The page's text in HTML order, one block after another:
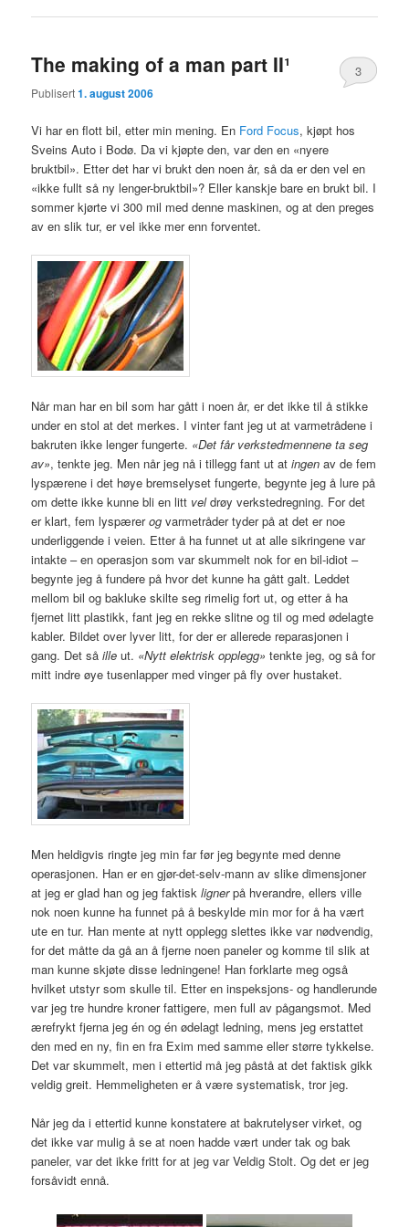
The making of a man part II¹
Publisert1. august 2006
3
Vi har en flott bil, etter min mening. En Ford Focus, kjøpt hos
Sveins Auto i Bodø. Da vi kjøpte den, var den en «nyere
bruktbil». Etter det har vi brukt den noen år, så da er den vel en
«ikke fullt så ny lenger-bruktbil»? Eller kanskje bare en brukt bil. I
sommer kjørte vi 300 mil med denne maskinen, og at den preges
av en slik tur, er vel ikke mer enn forventet.
Når man har en bil som har gått i noen år, er det ikke til å stikke
under en stol at det merkes. I vinter fant jeg ut at varmetrådene i
bakruten ikke lenger fungerte. «Det får verkstedmennene ta seg
av», tenkte jeg. Men når jeg nå i tillegg fant ut atingen av de fem
lyspærene i det høye bremselyset fungerte, begynte jeg å lure på
om dette ikke kunne bli en litt veldrøy verkstedregning. For det
er klart, fem lyspærerog varmetråder tyder på at det er noe
underliggende i veien. Etter å ha funnet ut at alle sikringene var
intakte – en operasjon som var skummelt nok for en bil-idiot –
begynte jeg å fundere på hvor det kunne ha gått galt. Leddet
mellom bil og bakluke skilte seg rimelig fort ut, og etter å ha
fjernet litt plastikk, fant jeg en rekke slitne og til og med ødelagte
kabler. Bildet over lyver litt, for der er allerede reparasjonen i
gang. Det såille ut. «Nytt elektrisk opplegg» tenkte jeg, og så for
mitt indre øye tusenlapper med vinger på fly over hustaket.
Men heldigvis ringte jeg min far før jeg begynte med denne
operasjonen. Han er en gjør-det-selv-mann av slike dimensjoner
at jeg er glad han og jeg faktisklignerpå hverandre, ellers ville
nok noen kunne ha funnet på å beskylde min mor for å ha vært
ute en tur. Han mente at nytt opplegg slettes ikke var nødvendig,
for det måtte da gå an å fjerne noen paneler og komme til slik at
man kunne skjøte disse ledningene! Han forklarte meg også
hvilket utstyr som skulle til. Etter en inspeksjons- og handlerunde
var jeg tre hundre kroner fattigere, men full av pågangsmot. Med
ærefrykt fjerna jeg én og én ødelagt ledning, mens jeg erstattet
den med en ny, fin en fra Exim med samme eller større tykkelse.
Det var skummelt, men i ettertid må jeg påstå at det faktisk gikk
veldig greit. Hemmeligheten er å være systematisk, tror jeg.
Når jeg da i ettertid kunne konstatere at bakrutelyser virket, og
det ikke var mulig å se at noen hadde vært under tak og bak
paneler, var det ikke fritt for at jeg var Veldig Stolt. Og det er jeg
forsåvidt ennå.